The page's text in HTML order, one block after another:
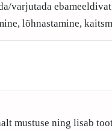
varjutada
lõhnastamine,
mustuse ning lisab